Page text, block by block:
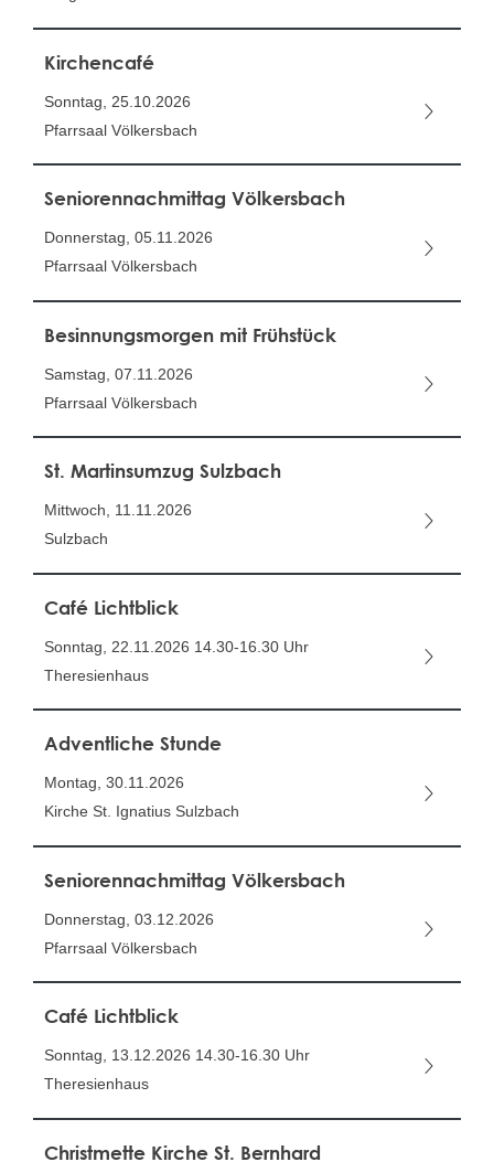
Kirchencafé
Sonntag, 25.10.2026
Pfarrsaal Völkersbach
Seniorennachmittag Völkersbach
Donnerstag, 05.11.2026
Pfarrsaal Völkersbach
Besinnungsmorgen mit Frühstück
Samstag, 07.11.2026
Pfarrsaal Völkersbach
St. Martinsumzug Sulzbach
Mittwoch, 11.11.2026
Sulzbach
Café Lichtblick
Sonntag, 22.11.2026 14.30-16.30 Uhr
Theresienhaus
Adventliche Stunde
Montag, 30.11.2026
Kirche St. Ignatius Sulzbach
Seniorennachmittag Völkersbach
Donnerstag, 03.12.2026
Pfarrsaal Völkersbach
Café Lichtblick
Sonntag, 13.12.2026 14.30-16.30 Uhr
Theresienhaus
Christmette Kirche St. Bernhard